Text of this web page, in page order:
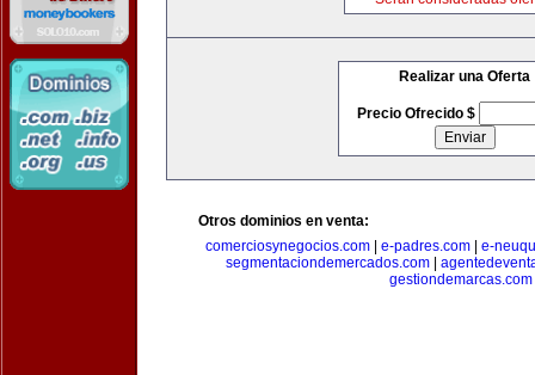
Realizar una Oferta
Precio Ofrecido $
Otros dominios en venta:
comerciosynegocios.com| e-padres.com| e-
segmentaciondemercados.com
gestiondemarcas.com